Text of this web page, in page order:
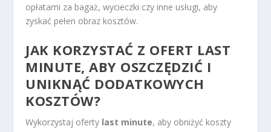
opłatami za bagaż, wycieczki czy inne usługi, aby
zyskać pełen obraz kosztów.
JAK KORZYSTAĆ Z OFERT LAST
MINUTE, ABY OSZCZĘDZIĆ I
UNIKNĄĆ DODATKOWYCH
KOSZTÓW?
Wykorzystaj oferty last minute, aby obniżyć koszty